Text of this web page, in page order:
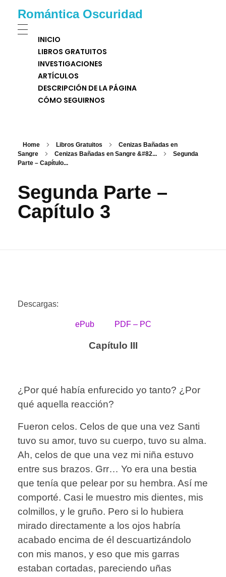
Romántica Oscuridad
INICIO
LIBROS GRATUITOS
INVESTIGACIONES
ARTÍCULOS
DESCRIPCIÓN DE LA PÁGINA
CÓMO SEGUIRNOS
Home Libros Gratuitos
Cenizas Bañadas en
Sangre
Cenizas Bañadas en Sangre &#82...
Segunda
Parte – Capítulo...
Segunda Parte –
Capítulo 3
Descargas:
ePub PDF – PC
Capítulo III
¿Por qué había enfurecido yo tanto? ¿Por
qué aquella reacción?
Fueron celos. Celos de que una vez Santi
tuvo su amor, tuvo su cuerpo, tuvo su alma.
Ah, celos de que una vez mi niña estuvo
entre sus brazos. Grr… Yo era una bestia
que tenía que pelear por su hembra. Así me
comporté. Casi le muestro mis dientes, mis
colmillos, y le gruño. Pero si lo hubiera
mirado directamente a los ojos habría
acabado encima de él descuartizándolo
con mis manos, y eso que mis garras
estaban cortadas, pareciendo uñas